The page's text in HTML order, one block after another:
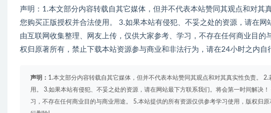
声明：1.本文部分内容转载自其它媒体，但并不代表本站赞同其观点和对
您购买正版授权并合法使用。 3.如果本站有侵犯、不妥之处的资源，请在
由互联网收集整理、网友上传，仅供大家参考、学习，不存在任何商业目
权归原著所有，禁止下载本站资源参与商业和非法行为，请在24小时之内自
声明： 1.本文部分内容转载自其它媒体，但并不代表本站赞同其观点和对其真实性负责。
用。 3.如果本站有侵犯、不妥之处的资源，请在网站最下方联系我们。将会第一时间解决
习，不存在任何商业目的与商业用途。 5.本站提供的所有资源仅供参考学习使用，版权归